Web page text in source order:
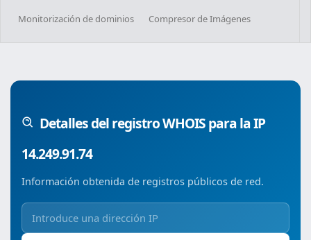
Monitorización de dominios Compresor de Imágenes
Detalles del registro WHOIS para la IP
14.249.91.74
Información obtenida de registros públicos de red.